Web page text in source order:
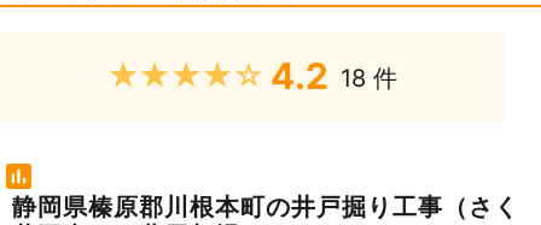
★★★★★ 4.2 18 件
静岡県榛原郡川根本町の井戸掘り工事（さく